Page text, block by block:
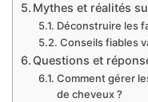
Mythes et réalités
Déconstruire les
Conseils fiables
Questions et
Comment gérer
de cheveux ?